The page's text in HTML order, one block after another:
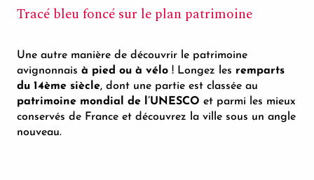
Tracé bleu foncé sur le plan patrimoine
Une autre manière de découvrir le patrimoine
avignonnais à pied ou à vélo ! Longez les remparts
du 14ème siècle, dont une partie est classée au
patrimoine mondial de l’UNESCO et parmi les mieux
conservés de France et découvrez la ville sous un angle
nouveau.